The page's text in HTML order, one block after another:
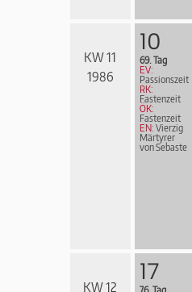
KW 11
1986
10
69. Tag
EV:
Passionszeit
RK:
Fastenzeit
ÖK:
Fastenzeit
EN: Vierzig
Märtyrer
von Sebaste
KW 12
17
76. Tag